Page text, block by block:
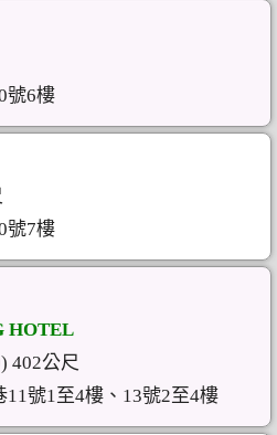
號6樓
號7樓
HOTEL
402公尺
號1至4樓、13號2至4樓